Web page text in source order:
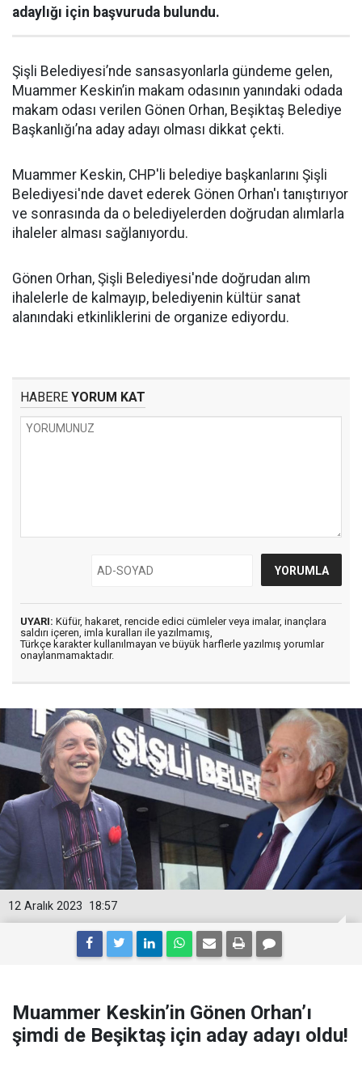
adaylığı için başvuruda bulundu.
Şişli Belediyesi’nde sansasyonlarla gündeme gelen,
Muammer Keskin’in makam odasının yanındaki odada
makam odası verilen Gönen Orhan, Beşiktaş Belediye
Başkanlığı’na aday adayı olması dikkat çekti.
Muammer Keskin, CHP'li belediye başkanlarını Şişli
Belediyesi'nde davet ederek Gönen Orhan'ı tanıştırıyor
ve sonrasında da o belediyelerden doğrudan alımlarla
ihaleler alması sağlanıyordu.
Gönen Orhan, Şişli Belediyesi'nde doğrudan alım
ihalelerle de kalmayıp, belediyenin kültür sanat
alanındaki etkinliklerini de organize ediyordu.
HABERE YORUM KAT
UYARI: Küfür, hakaret, rencide edici cümleler veya imalar, inançlara
saldırı içeren, imla kuralları ile yazılmamış,
Türkçe karakter kullanılmayan ve büyük harflerle yazılmış yorumlar
onaylanmamaktadır.
18:57
12 Aralık 2023
Muammer Keskin’in Gönen Orhan’ı
şimdi de Beşiktaş için aday adayı oldu!